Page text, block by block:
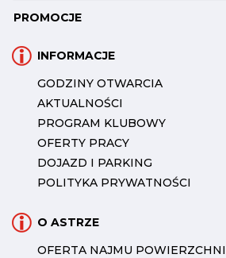
PROMOCJE
INFORMACJE
GODZINY OTWARCIA
AKTUALNOŚCI
PROGRAM KLUBOWY
OFERTY PRACY
DOJAZD I PARKING
POLITYKA PRYWATNOŚCI
O ASTRZE
OFERTA NAJMU POWIERZCHNI